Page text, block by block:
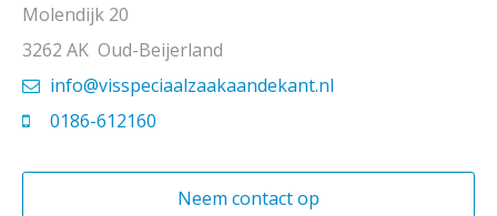
Molendijk 20
3262 AK Oud-Beijerland
info@visspeciaalzaakaandekant.nl
0186-612160
Neem contact op